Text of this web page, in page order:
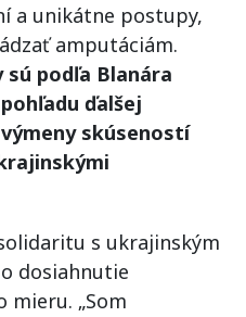
a unikátne postupy,
amputáciám.
sú podľa Blanára
ďalšej
skúseností
s ukrajinským
dosiahnutie
mieru. „Som